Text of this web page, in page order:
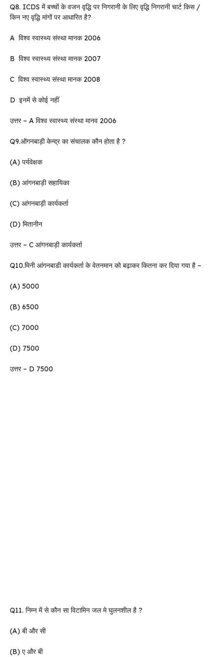
Q8. ICDS में बच्चों के वजन वृद्धि पर निगरानी के लिए वृद्धि निगरानी चार्ट किस /
किन नए वृद्धि मांगों पर आधारित है?
A विश्व स्वास्थ्य संस्था मानक 2006
B विश्व स्वास्थ्य संस्था मानक 2007
C विश्व स्वास्थ्य संस्था मानक 2008
D इनमें से कोई नहीं
उत्तर – A विश्व स्वास्थ्य संस्था मानव 2006
Q9.ऑगनबाड़ी केन्द्र का संचालक कौन होता है ?
(A) पर्यवेक्षक
(B) आंगनबाड़ी सहायिका
(C) आंगनबाड़ी कार्यकर्ता
(D) मितानीन
उत्तर – C आंगनबाड़ी कार्यकर्ता
Q10.मिनी आंगनबाडी कार्यकर्ता के वेतनमान को बढ़ाकर कितना कर दिया गया है –
(A) 5000
(B) 6500
(C) 7000
(D) 7500
उत्तर – D 7500
Q11. निम्न में से कौन सा विटामिन जल मे घुलनशील है ?
(A) बी और सी
(B) ए और बी